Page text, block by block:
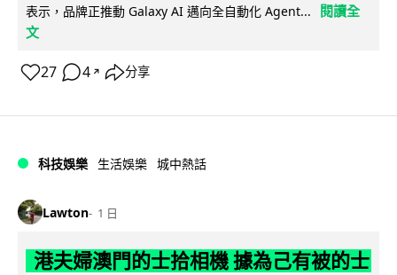
表示，品牌正推動 Galaxy AI 邁向全自動化 Agent...
閱讀全
文
27 4 ↗ 分享
科技娛樂 生活娛樂 城中熱話
Lawton 1 日
港夫婦澳門的士拾相機 據為己有被的士